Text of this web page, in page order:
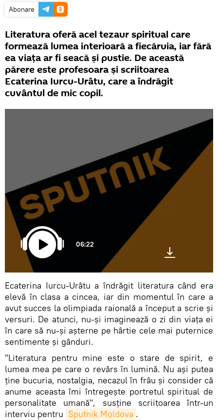
Abonare
Literatura oferă acel tezaur spiritual care
formează lumea interioară a fiecăruia, iar fără
ea viața ar fi seacă și pustie. De această
părere este profesoara și scriitoarea
Ecaterina Iurcu-Urâtu, care a îndrăgit
cuvântul de mic copil.
06:22
Ecaterina Iurcu-Urâtu a îndrăgit literatura când era
elevă în clasa a cincea, iar din momentul în care a
avut succes la olimpiada raională a început a scrie și
versuri. De atunci, nu-și imaginează o zi din viața ei
în care să nu-și așterne pe hârtie cele mai puternice
sentimente și gânduri.
"Literatura pentru mine este o stare de spirit, e
lumea mea pe care o revărs în lumină. Nu ași putea
ține bucuria, nostalgia, necazul în frâu și consider că
anume aceasta îmi întregește portretul spiritual de
personalitate umană", susține scriitoarea într-un
interviu pentru Sputnik Moldova .